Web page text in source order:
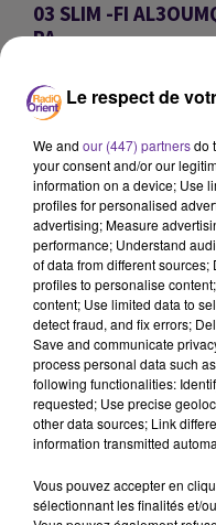
03 SLIM -FI
PA
omar
03 SLIM -FI AL3OUMQ -
03 SLIM -FI AL3OUMQ -
0:00
SUR LE MÊME
Le respect de
We and our (447) partnersdo
your consent and/or our
information on a device; Use
profiles for personalised
advertising; Measure
performance; Understand
of data from different
profiles to personalise
content; Use limited data to
detect fraud, and fix errors;
Save and communicate
process personal data such
following functionalities:
requested; Use precise
other data sources; Link
information transmitted
Vous pouvez accepter en
sélectionnant les finalités et/